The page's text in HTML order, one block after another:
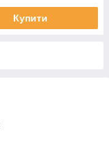
Купити